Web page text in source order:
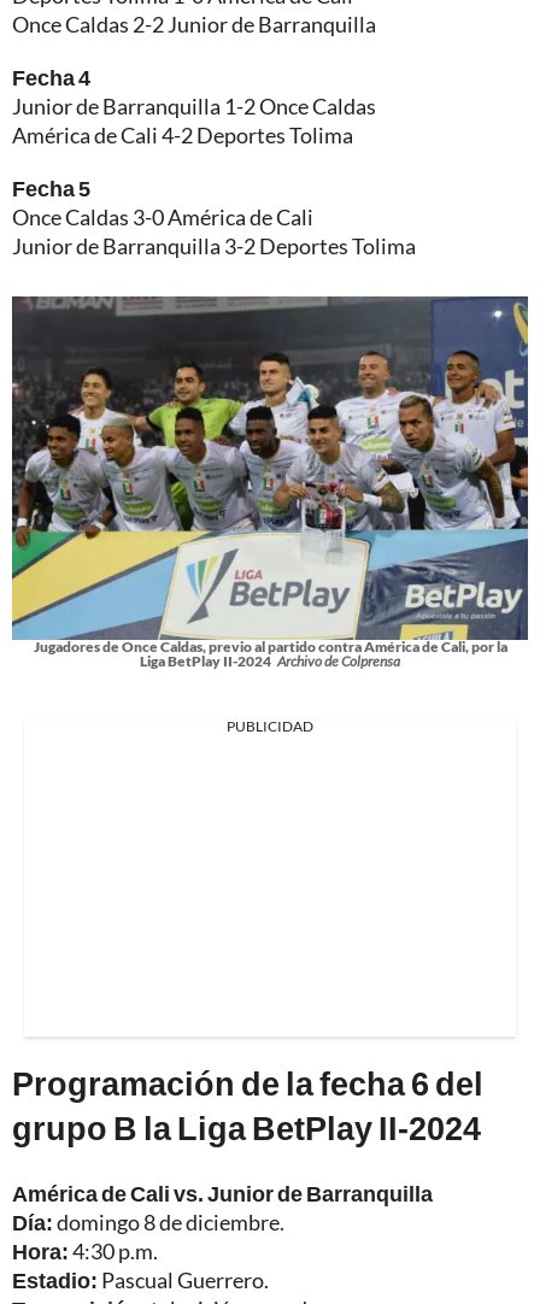
Once Caldas 2-2 Junior de Barranquilla
Fecha 4
Junior de Barranquilla 1-2 Once Caldas
América de Cali 4-2 Deportes Tolima
Fecha 5
Once Caldas 3-0 América de Cali
Junior de Barranquilla 3-2 Deportes Tolima
Jugadores de Once Caldas, previo al partido contra América de Cali, por la
Liga BetPlay II-2024 Archivo de Colprensa
PUBLICIDAD
Programación de la fecha 6 del
grupo B la Liga BetPlay II-2024
América de Cali vs. Junior de Barranquilla
Día:domingo 8 de diciembre.
Hora:4:30 p.m.
Estadio: Pascual Guerrero.